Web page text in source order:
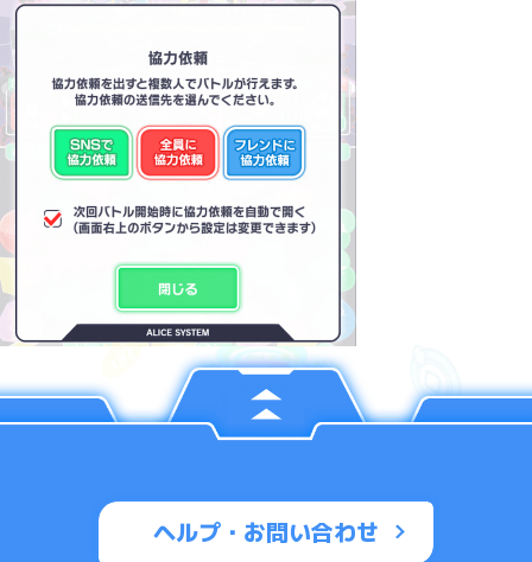
ヘルプ・お問い合わせ